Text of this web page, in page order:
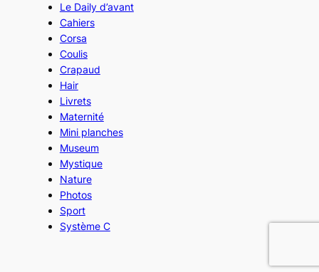
Le Daily d’avant
Cahiers
Corsa
Coulis
Crapaud
Hair
Livrets
Maternité
Mini planches
Museum
Mystique
Nature
Photos
Sport
Système C